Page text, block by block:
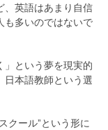
、英語はあまり自信
も多いのではないで
」という夢を現実的
日本語教師という選
クール”という形に